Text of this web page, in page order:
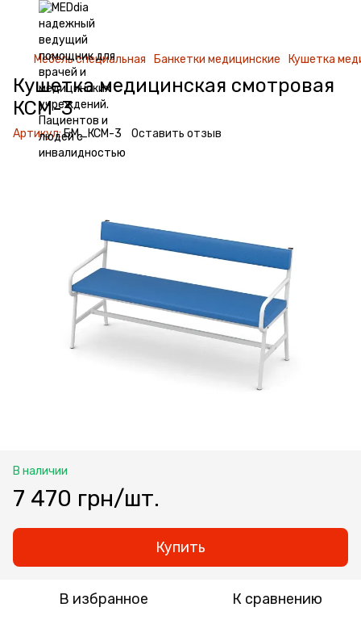
Мебель специальная Банкетки медицинские Кушетка
Кушетка медицинская смотровая
КСМ-3
Артикул:БМ_КСМ-3 Оставить отзыв
В наличии
7 470 грн/шт.
Купить
В избранное К сравнению